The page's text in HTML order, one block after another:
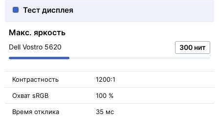
Тест дисплея
Макс. яркость
Dell Vostro 5620 300 нит
Контрастность 1200:1
Охват sRGB 100 %
Время отклика 35 мс